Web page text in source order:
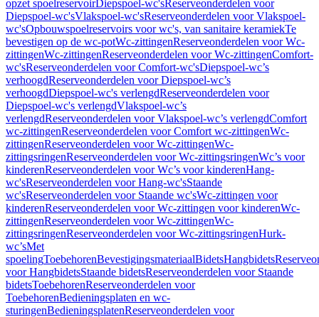
opzet spoelreservoirDiepspoel-wc'sReserveonderdelen voor
Diepspoel-wc'sVlakspoel-wc'sReserveonderdelen voor Vlakspoel-
wc'sOpbouwspoelreservoirs voor wc's, van sanitaire keramiekTe
bevestigen op de wc-potWc-zittingenReserveonderdelen voor Wc-
zittingenWc-zittingenReserveonderdelen voor Wc-zittingenComfort-
wc'sReserveonderdelen voor Comfort-wc'sDiepspoel-wc’s
verhoogdReserveonderdelen voor Diepspoel-wc’s
verhoogdDiepspoel-wc's verlengdReserveonderdelen voor
Diepspoel-wc's verlengdVlakspoel-wc’s
verlengdReserveonderdelen voor Vlakspoel-wc’s verlengdComfort
wc-zittingenReserveonderdelen voor Comfort wc-zittingenWc-
zittingenReserveonderdelen voor Wc-zittingenWc-
zittingsringenReserveonderdelen voor Wc-zittingsringenWc’s voor
kinderenReserveonderdelen voor Wc’s voor kinderenHang-
wc'sReserveonderdelen voor Hang-wc'sStaande
wc'sReserveonderdelen voor Staande wc'sWc-zittingen voor
kinderenReserveonderdelen voor Wc-zittingen voor kinderenWc-
zittingenReserveonderdelen voor Wc-zittingenWc-
zittingsringenReserveonderdelen voor Wc-zittingsringenHurk-
wc’sMet
spoelingToebehorenBevestigingsmateriaalBidetsHangbidets
voor HangbidetsStaande bidetsReserveonderdelen voor Staande
bidetsToebehorenReserveonderdelen voor
ToebehorenBedieningsplaten en wc-
sturingenBedieningsplatenReserveonderdelen voor